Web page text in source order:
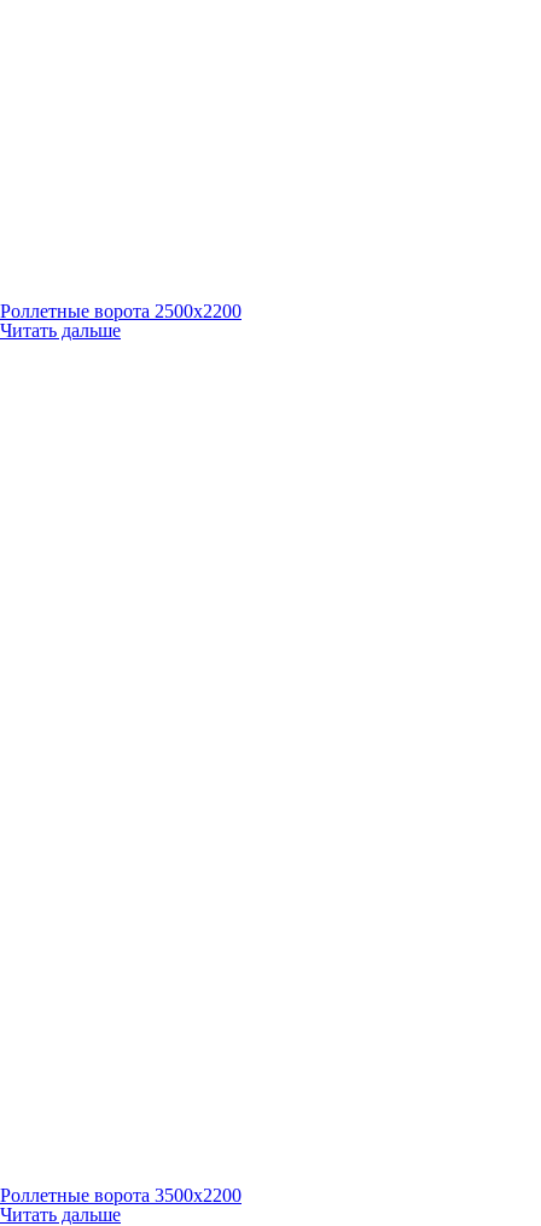
Роллетные ворота 2500х2200
Читать дальше
Роллетные ворота 3500х2200
Читать дальше